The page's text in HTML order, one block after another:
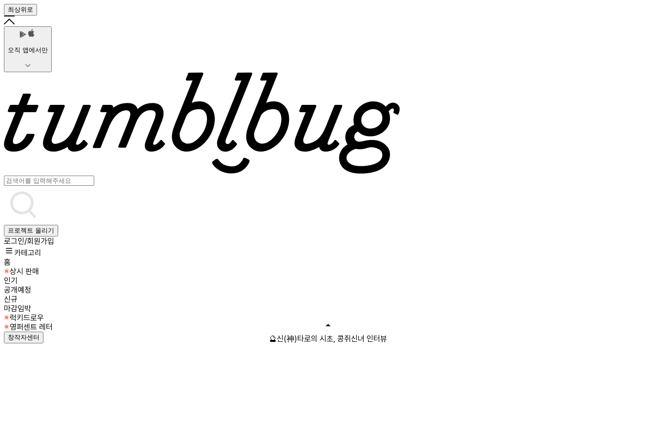
최상위로
오직 앱에서만
프로젝트 올리기
로그인/회원가입
카테고리
홈
상시 판매
인기
공개예정
신규
마감임박
럭키드로우
영퍼센트 레터
창작자센터 🔮신(神)타로의 시초, 콩쥐신녀 인터뷰